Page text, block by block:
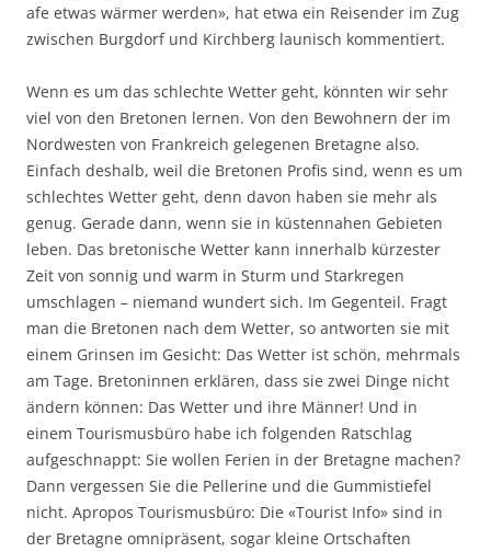
afe etwas wärmer werden», hat etwa ein Reisender im Zug
zwischen Burgdorf und Kirchberg launisch kommentiert.
Wenn es um das schlechte Wetter geht, könnten wir sehr
viel von den Bretonen lernen. Von den Bewohnern der im
Nordwesten von Frankreich gelegenen Bretagne also.
Einfach deshalb, weil die Bretonen Profis sind, wenn es um
schlechtes Wetter geht, denn davon haben sie mehr als
genug. Gerade dann, wenn sie in küstennahen Gebieten
leben. Das bretonische Wetter kann innerhalb kürzester
Zeit von sonnig und warm in Sturm und Starkregen
umschlagen – niemand wundert sich. Im Gegenteil. Fragt
man die Bretonen nach dem Wetter, so antworten sie mit
einem Grinsen im Gesicht: Das Wetter ist schön, mehrmals
am Tage. Bretoninnen erklären, dass sie zwei Dinge nicht
ändern können: Das Wetter und ihre Männer! Und in
einem Tourismusbüro habe ich folgenden Ratschlag
aufgeschnappt: Sie wollen Ferien in der Bretagne machen?
Dann vergessen Sie die Pellerine und die Gummistiefel
nicht. Apropos Tourismusbüro: Die «Tourist Info» sind in
der Bretagne omnipräsent, sogar kleine Ortschaften